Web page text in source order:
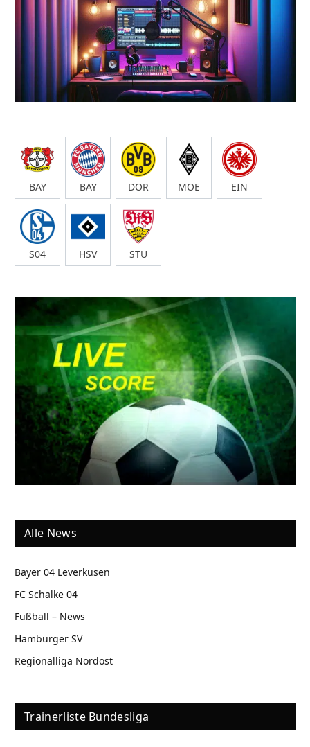
BAY BAY DOR MOE EIN
S04 HSV STU
Alle News
Bayer 04 Leverkusen
FC Schalke 04
Fußball – News
Hamburger SV
Regionalliga Nordost
Trainerliste Bundesliga